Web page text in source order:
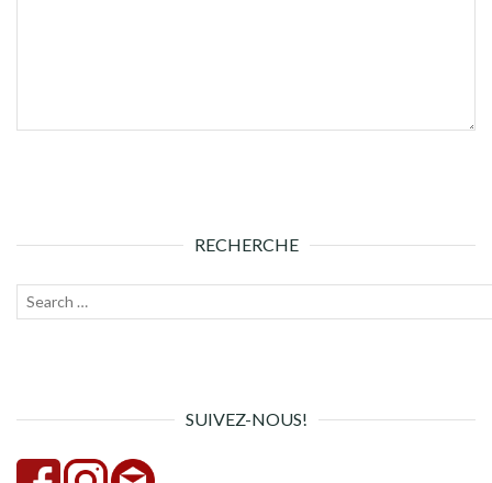
RECHERCHE
Recherche
SUIVEZ-NOUS!